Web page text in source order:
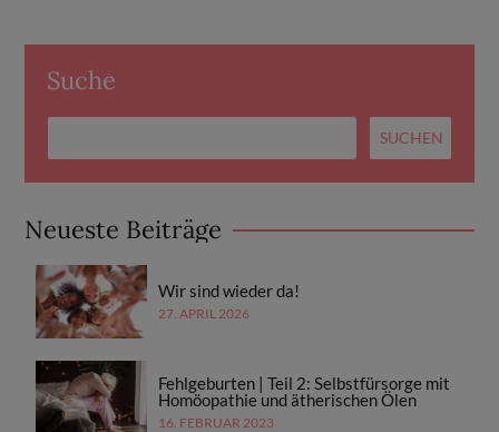
Suche
Neueste Beiträge
Wir sind wieder da!
27. APRIL 2026
Fehlgeburten | Teil 2: Selbstfürsorge mit
Homöopathie und ätherischen Ölen
16. FEBRUAR 2023